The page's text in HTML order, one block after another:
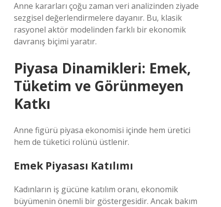
Anne kararları çoğu zaman veri analizinden ziyade
sezgisel değerlendirmelere dayanır. Bu, klasik
rasyonel aktör modelinden farklı bir ekonomik
davranış biçimi yaratır.
Piyasa Dinamikleri: Emek,
Tüketim ve Görünmeyen
Katkı
Anne figürü piyasa ekonomisi içinde hem üretici
hem de tüketici rolünü üstlenir.
Emek Piyasası Katılımı
Kadınların iş gücüne katılım oranı, ekonomik
büyümenin önemli bir göstergesidir. Ancak bakım